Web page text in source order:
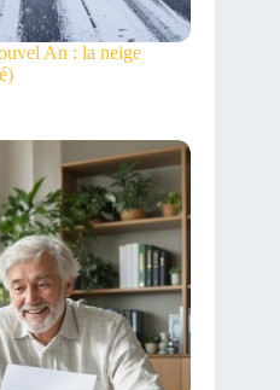
An : la neige